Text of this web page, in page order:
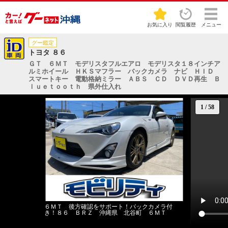
お気に入り 閲覧履歴 メニュー
グー鑑定
トヨタ ８６
ＧＴ ６ＭＴ モデリスタフルエアロ モデリスタ１８インチア
ルミホイール ＨＫＳマフラー バックカメラ ナビ ＨＩＤ
スマートキー 電動格納ミラー ＡＢＳ ＣＤ ＤＶＤ再生 Ｂ
ｌｕｅｔｏｏｔｈ 県外仕入れ
1 /58
６ＭＴ 後方確認をサポート！バックカメラ付
き！８６ ＢＲＺ 沖縄県 北谷町 ６ＭＴ